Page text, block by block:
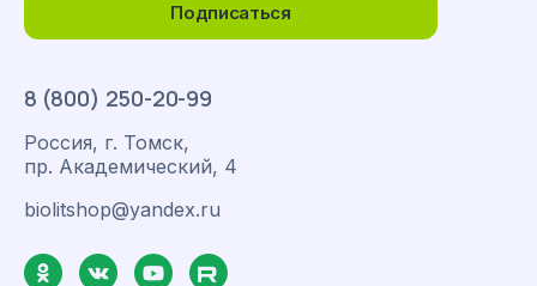
8 (800) 250-20-99
Россия, г. Томск,
пр. Академический, 4
biolitshop@yandex.ru
Подписаться